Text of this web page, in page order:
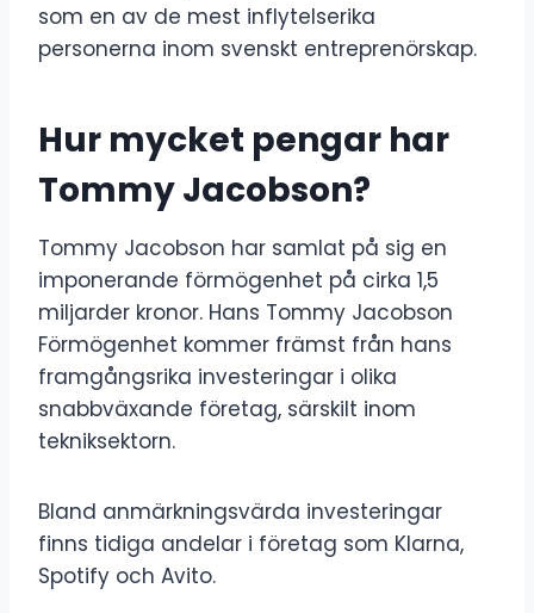
som en av de mest inflytelserika
personerna inom svenskt entreprenörskap.
Hur mycket pengar har
Tommy Jacobson?
Tommy Jacobson har samlat på sig en
imponerande förmögenhet på cirka 1,5
miljarder kronor. Hans Tommy Jacobson
Förmögenhet kommer främst från hans
framgångsrika investeringar i olika
snabbväxande företag, särskilt inom
tekniksektorn.
Bland anmärkningsvärda investeringar
finns tidiga andelar i företag som Klarna,
Spotify och Avito.